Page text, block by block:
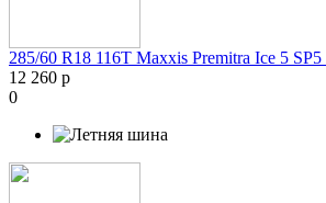
285/60 R18 116T Maxxis Premitra Ice 5
12 260 р
0